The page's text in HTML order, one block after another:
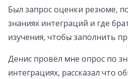
Был запрос оценки резюме,
знаниях интеграций и где
изучения, чтобы заполнить
Денис провёл мне опрос по
интеграциях, рассказал что